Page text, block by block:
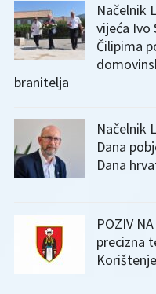
Načelnik
vijeća Ivo
Čilipima
branitelja
Načelnik
Dana
Dana
POZIV
precizna